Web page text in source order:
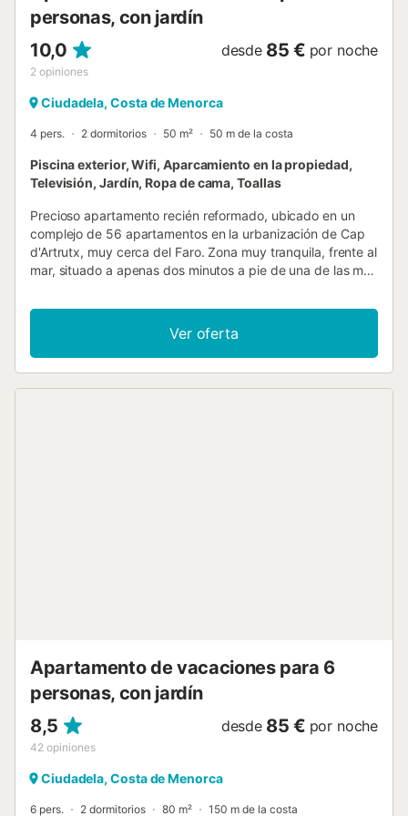
personas, con jardín
10,0
2 opiniones
desde 85 € por noche
Ciudadela, Costa de Menorca
4 pers. 2 dormitorios 50 m² 50 m de la costa
Piscina exterior, Wifi, Aparcamiento en la propiedad,
Televisión, Jardín, Ropa de cama, Toallas
Precioso apartamento recién reformado, ubicado en un
complejo de 56 apartamentos en la urbanización de Cap
d'Artrutx, muy cerca del Faro. Zona muy tranquila, frente al
mar, situado a apenas dos minutos a pie de una de las más
pensado para cuatro personas, con dos habitaciones y un
baño, y cuenta con una amplia terraza frente al jardín del
complejo y la piscina. Está muy bien equipado con todo
tipo de electrodomésticos y utilidades para una estancia
Ver oferta
Apartamento de vacaciones para 6
personas, con jardín
8,5
42 opiniones
desde 85 € por noche
Ciudadela, Costa de Menorca
6 pers. 2 dormitorios 80 m² 150 m de la costa